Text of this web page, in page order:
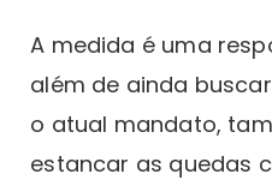
A medida é uma
além de ainda
o atual mandato,
estancar as quedas